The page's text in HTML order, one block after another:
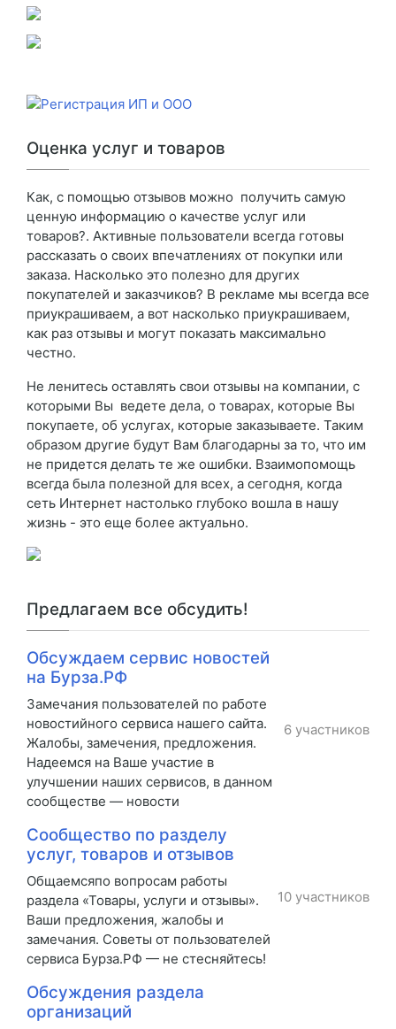
Оценка услуг и товаров
Как, с помощью отзывов можно получить самую
ценную информацию о качестве услуг или
товаров?. Активные пользователи всегда готовы
рассказать о своих впечатлениях от покупки или
заказа. Насколько это полезно для других
покупателей и заказчиков? В рекламе мы всегда все
приукрашиваем, а вот насколько приукрашиваем,
как раз отзывы и могут показать максимально
честно.
Не ленитесь оставлять свои отзывы на компании, с
которыми Вы ведете дела, о товарах, которые Вы
покупаете, об услугах, которые заказываете. Таким
образом другие будут Вам благодарны за то, что им
не придется делать те же ошибки. Взаимопомощь
всегда была полезной для всех, а сегодня, когда
сеть Интернет настолько глубоко вошла в нашу
жизнь - это еще более актуально.
Предлагаем все обсудить!
Обсуждаем сервис новостей
на Бурза.РФ
Замечания пользователей по работе
новостийного сервиса нашего сайта.
Жалобы, замечения, предложения.
Надеемся на Ваше участие в
улучшении наших сервисов, в данном
сообществе — новости
6 участников
Сообщество по разделу
услуг, товаров и отзывов
Общаемсяпо вопросам работы
раздела «Товары, услуги и отзывы».
Ваши предложения, жалобы и
замечания. Советы от пользователей
сервиса Бурза.РФ — не стесняйтесь!
10 участников
Обсуждения раздела
организаций